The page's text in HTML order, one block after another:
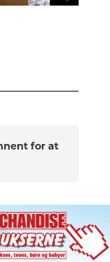
for at